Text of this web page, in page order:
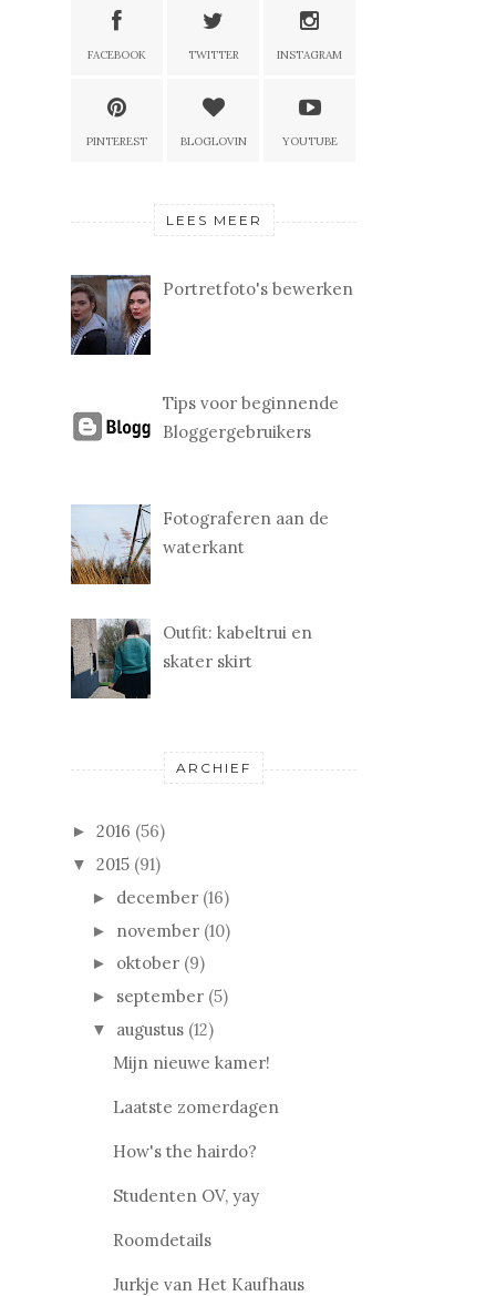
FACEBOOK TWITTER INSTAGRAM
PINTEREST BLOGLOVIN YOUTUBE
LEES MEER
Portretfoto's bewerken
Tips voor beginnende
Bloggergebruikers
Fotograferen aan de
waterkant
Outfit: kabeltrui en
skater skirt
ARCHIEF
► 2016 (56)
▼ 2015 (91)
► december (16)
► november (10)
► oktober (9)
► september (5)
▼ augustus (12)
Mijn nieuwe kamer!
Laatste zomerdagen
How's the hairdo?
Studenten OV, yay
Roomdetails
Jurkje van Het Kaufhaus